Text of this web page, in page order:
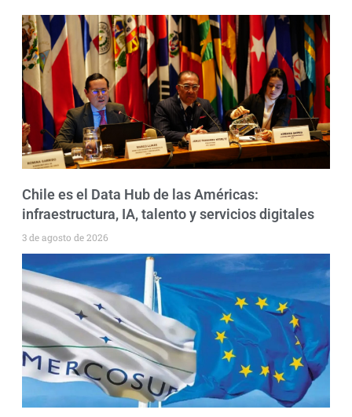
Chile es el Data Hub de las Américas:
infraestructura, IA, talento y servicios digitales
3 de agosto de 2026